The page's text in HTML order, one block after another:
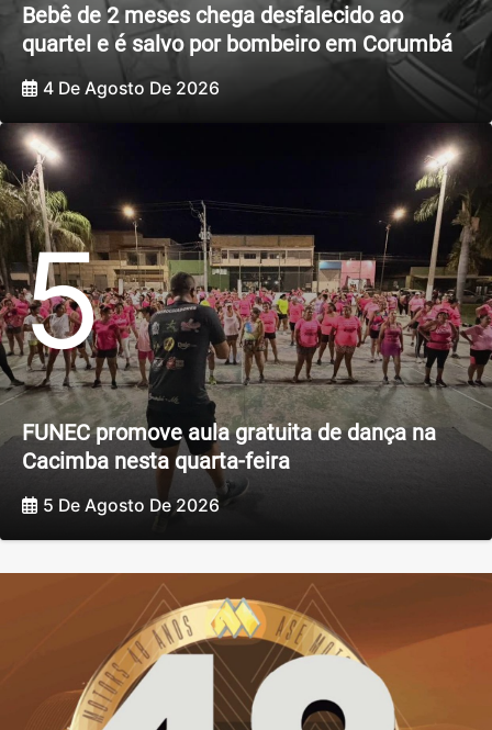
Bebê de 2 meses chega desfalecido ao
quartel e é salvo por bombeiro em Corumbá
4 De Agosto De 2026
5
FUNEC promove aula gratuita de dança na
Cacimba nesta quarta-feira
5 De Agosto De 2026